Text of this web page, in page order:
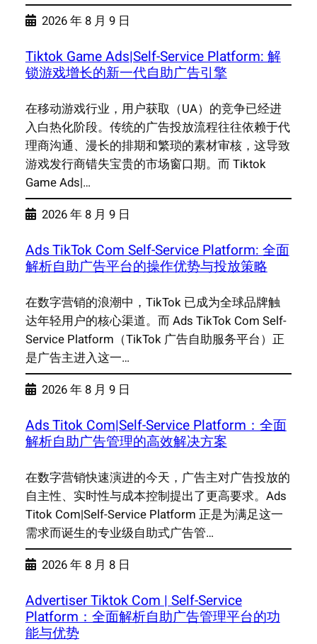
2026 年 8 月 9 日
Tiktok Game Ads|Self-Service Platform: 解
锁游戏增长的新一代自助广告引擎
在移动游戏行业，用户获取（UA）的竞争已经进
入白热化阶段。传统的广告投放流程往往依赖于代
理商沟通、漫长的排期和繁琐的素材审核，这导致
游戏发行商错失宝贵的市场窗口期。而 Tiktok
Game Ads|…
2026 年 8 月 9 日
Ads TikTok Com Self-Service Platform: 全面
解析自助广告平台的操作优势与投放策略
在数字营销的浪潮中，TikTok 已成为全球品牌触
达年轻用户的核心渠道。而 Ads TikTok Com Self-
Service Platform（TikTok 广告自助服务平台）正
是广告主进入这一…
2026 年 8 月 9 日
Ads Titok Com|Self-Service Platform：全面
解析自助广告管理的高效解决方案
在数字营销快速演进的今天，广告主对广告投放的
自主性、实时性与成本控制提出了更高要求。Ads
Titok Com|Self-Service Platform 正是为满足这一
需求而诞生的专业级自助式广告管…
2026 年 8 月 8 日
Advertiser Tiktok Com | Self-Service
Platform：全面解析自助广告管理平台的功
能与优势